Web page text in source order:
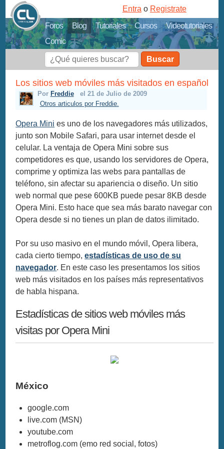
Foros Blog Tutoriales Cursos
Videotutoriales
Comic
Entra o Registrate
Buscar
Los sitios web móviles más visitados en español
Por Freddie
el 21 de Julio de 2009
Otros articulos por Freddie.
Opera Mini es uno de los navegadores más utilizados,
junto son Mobile Safari, para usar internet desde el
celular. La ventaja de Opera Mini sobre sus
competidores es que, usando los servidores de Opera,
comprime y optimiza las webs para pantallas de
teléfono, sin afectar su apariencia o diseño. Un sitio
web normal que pese 600KB puede pesar 8KB desde
Opera Mini. Esto hace que sea más barato navegar con
Opera desde si no tienes un plan de datos ilimitado.
Por su uso masivo en el mundo móvil, Opera libera,
cada cierto tiempo,estadísticas de uso de su
navegador. En este caso les presentamos los sitios
web más visitados en los países más representativos
de habla hispana.
Estadísticas de sitios web móviles más
visitas por Opera Mini
México
google.com
live.com (MSN)
youtube.com
metroflog.com (emo red social, fotos)